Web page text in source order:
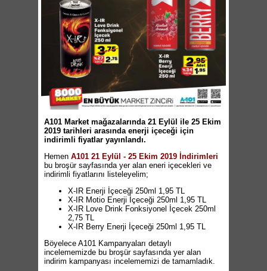
A101 Market mağazalarında 21 Eylül ile 25 Ekim
2019 tarihleri arasında enerji içeceği için
indirimli fiyatlar yayınlandı.
Hemen A101 21 Eylül - 25 Ekim 2019 İndirimleri
bu broşür sayfasında yer alan eneri içecekleri ve
indirimli fiyatlarını listeleyelim;
X-IR Enerji İçeceği 250ml 1,95 TL
X-IR Motio Enerji İçeceği 250ml 1,95 TL
X-IR Love Drink Fonksiyonel İçecek 250ml
2,75 TL
X-IR Berry Enerji İçeceği 250ml 1,95 TL
Böyelece A101 Kampanyaları detaylı
incelememizde bu broşür sayfasında yer alan
indirim kampanyası incelememizi de tamamladık.